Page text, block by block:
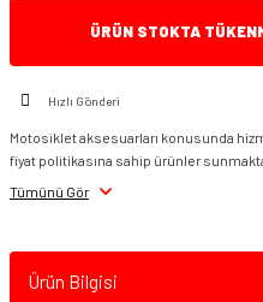
ÜRÜN STOKTA
Hızlı Gönderi
Motosiklet aksesuarları konusunda
fiyat politikasına sahip ürünler
Tümünü Gör
Ürün Bilgisi